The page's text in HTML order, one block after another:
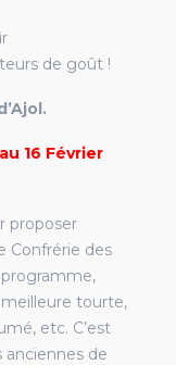
de goût !
16 Février
proposer
Confrérie des
tourte,
etc. C’est
anciennes de